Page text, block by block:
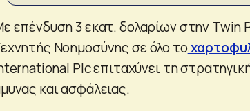
επένδυση 3 εκατ. δολαρίων στην
Νοημοσύνης σε όλο το
Plc επιταχύνει τη
και ασφάλειας.